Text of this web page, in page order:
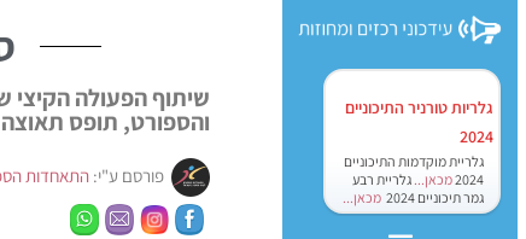
גלריות טורניר התיכוניים
2024
גלריית מוקדמות התיכוניים
2024מכאן... גלריית רבע
גמר תיכוניים 2024
מכאן...
שיתוף הפעולה
והספורט, תופס תאוצה
פורסם ע"י: התאחדות